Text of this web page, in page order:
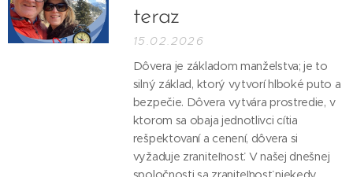
teraz
15.02.2026
Dôvera je základom manželstva; je to
silný základ, ktorý vytvorí hlboké puto a
bezpečie. Dôvera vytvára prostredie, v
ktorom sa obaja jednotlivci cítia
rešpektovaní a cenení, dôvera si
vyžaduje zraniteľnosť. V našej dnešnej